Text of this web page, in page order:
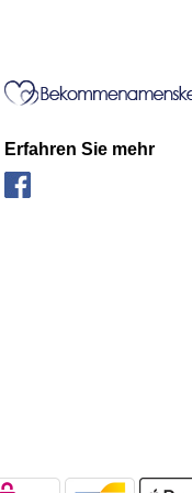
Erfahren Sie mehr